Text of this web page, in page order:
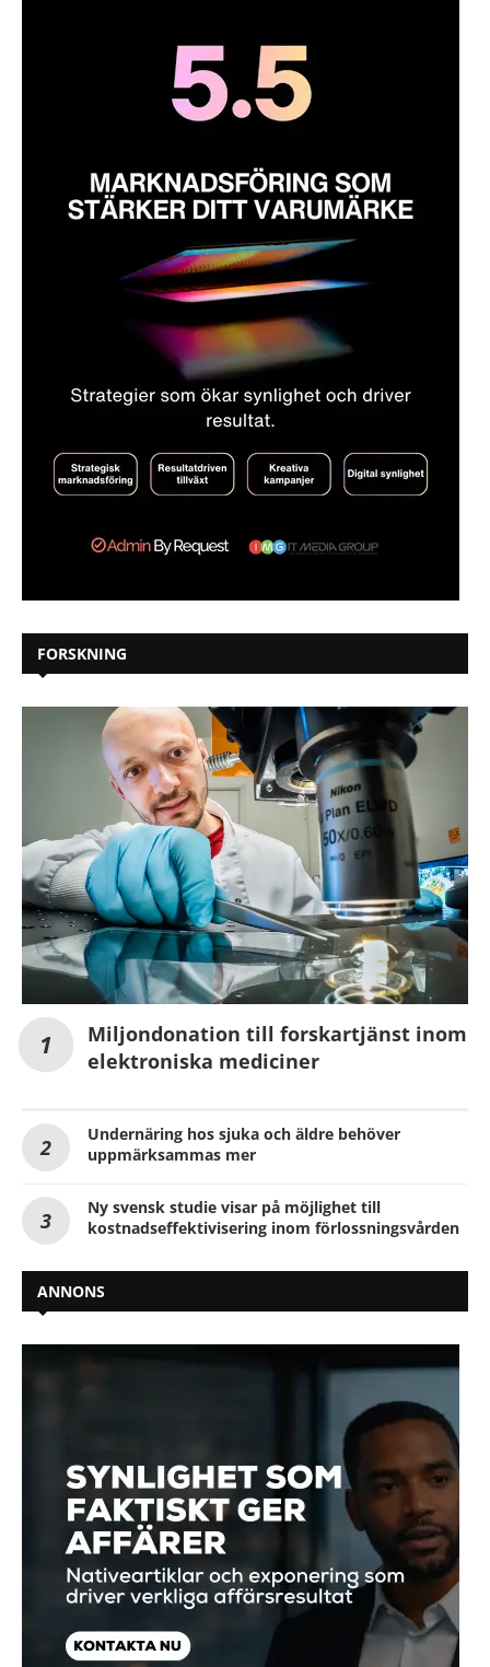
FORSKNING
Miljondonation till forskartjänst inom
elektroniska mediciner
Undernäring hos sjuka och äldre behöver
uppmärksammas mer
Ny svensk studie visar på möjlighet till
kostnadseffektivisering inom förlossningsvården
ANNONS